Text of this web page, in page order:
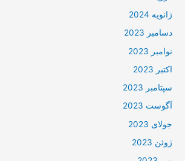
ژانویه 2024
دسامبر 2023
نوامبر 2023
اکتبر 2023
سپتامبر 2023
آگوست 2023
جولای 2023
ژوئن 2023